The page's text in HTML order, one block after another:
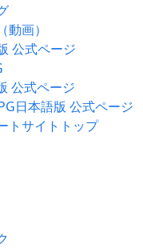
画）
公式ページ
公式ページ
日本語版 公式ページ
トサイトトップ